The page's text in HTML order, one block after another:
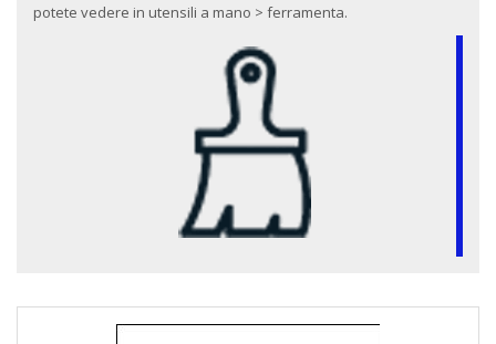
potete vedere in utensili a mano > ferramenta.